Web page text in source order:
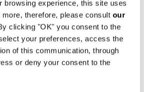
browsing experience, this site uses
therefore, please consult our
"OK" you consent to the
your preferences, access the
of this communication, through
or deny your consent to the
02 03
DOWNLOAD